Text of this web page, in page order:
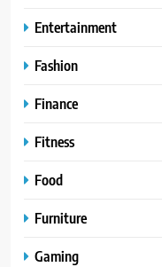
Entertainment
Fashion
Finance
Fitness
Food
Furniture
Gaming